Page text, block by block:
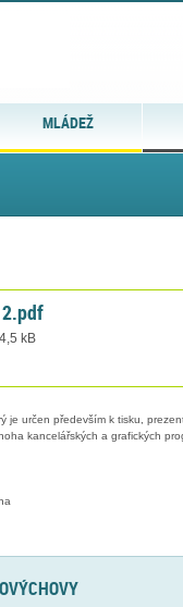
MLÁDEŽ
kB
je určen především k tisku,
kancelářských a grafických